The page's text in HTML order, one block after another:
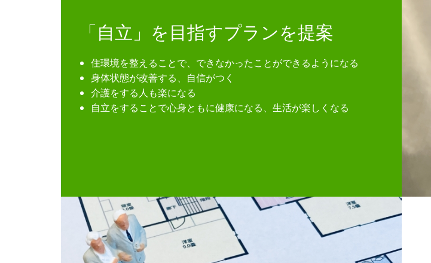
「自立」を目指すプランを提案
住環境を整えることで、できなかったことができるようになる
身体状態が改善する、自信がつく
介護をする人も楽になる
自立をすることで心身ともに健康になる、生活が楽しくなる